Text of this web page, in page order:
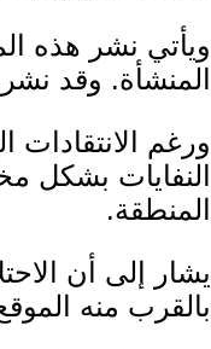
ويأتي نشر هذه
المنشأة. وقد
ورغم الانتقادات
النفايات بشكل
المنطقة.
يشار إلى أن
بالقرب منه